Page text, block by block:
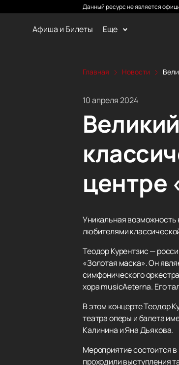
Данный ресурс не является
Афиша и Билеты Еще
Главная Новости
10 апреля 2024
центре
Уникальная возможность
любителями
Теодор Курентзис —
«Золотая маска». Он
симфонического
хора musicAeterna. Его
В этом концерте Теодор
театра оперы и балета
Калинина и Яна Дьякова.
Мероприятие состоится
проходили выступления